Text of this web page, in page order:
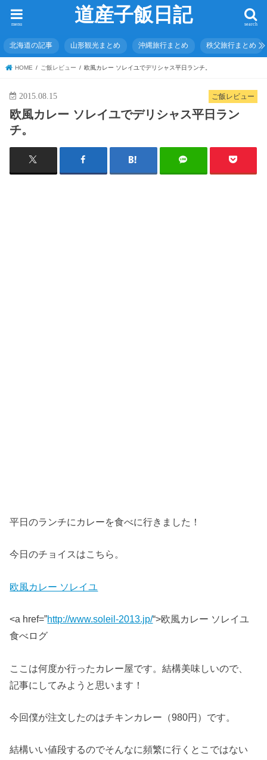
道産子飯日記 search
menu
北海道の記事 山形観光まとめ 沖縄旅行まとめ 秩父旅行まとめ
HOME ご飯レビュー 欧風カレー ソレイユでデリシャス平日ランチ。
ご飯レビュー
2015.08.15
欧風カレー ソレイユでデリシャス平日ラン
チ。
平日のランチにカレーを食べに行きました！
今日のチョイスはこちら。
欧風カレー ソレイユ
<a href=”http://www.soleil-2013.jp/“>欧風カレー ソレイユ
食べログ
ここは何度か行ったカレー屋です。結構美味しいので、
記事にしてみようと思います！
今回僕が注文したのはチキンカレー（980円）です。
結構いい値段するのでそんなに頻繁に行くとこではない